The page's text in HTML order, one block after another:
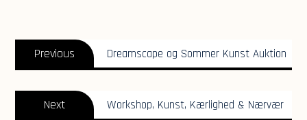
Post
navigation
Previous
Previous
post:
Dreamscape og Sommer Kunst Auktion
Next
Next
post:
Workshop, Kunst, Kærlighed & Nærvær